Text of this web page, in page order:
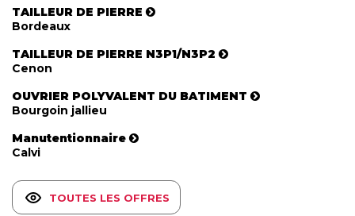
TAILLEUR DE PIERRE
Bordeaux
TAILLEUR DE PIERRE N3P1/N3P2
Cenon
OUVRIER POLYVALENT DU BATIMENT
Bourgoin jallieu
Manutentionnaire
Calvi
TOUTES LES OFFRES